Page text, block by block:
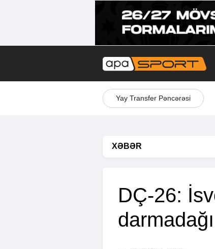
Yay Transfer Pəncərəsi
XƏBƏR
DÇ-26: